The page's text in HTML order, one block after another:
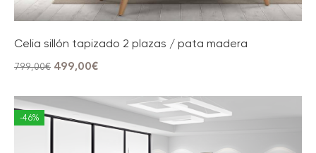
Celia sillón tapizado 2 plazas / pata madera
799,00€ 499,00€
-46%